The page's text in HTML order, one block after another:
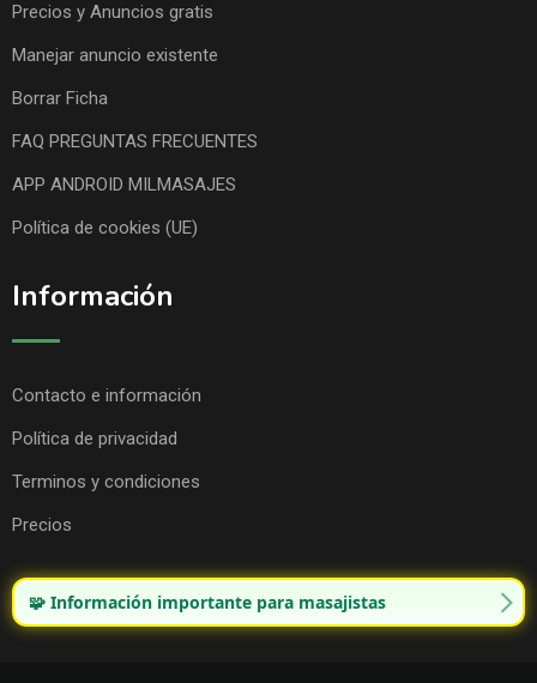
Precios y Anuncios gratis
Manejar anuncio existente
Borrar Ficha
FAQ PREGUNTAS FRECUENTES
APP ANDROID MILMASAJES
Política de cookies (UE)
Información
Contacto e información
Política de privacidad
Terminos y condiciones
Precios
🧩 Información importante para masajistas